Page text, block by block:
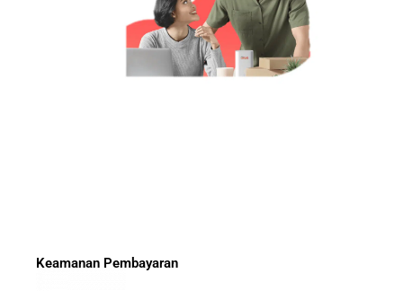
Keamanan Pembayaran